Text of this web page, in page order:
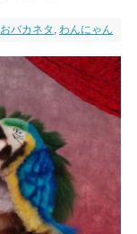
おバカネタ わんにゃん